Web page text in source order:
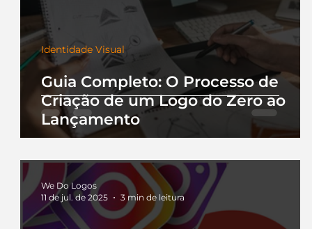
Guia Completo: O Processo de
Criação de um Logo do Zero ao
Lançamento
Identidade Visual
We Do Logos
11 de jul. de 2025
3 min de leitura